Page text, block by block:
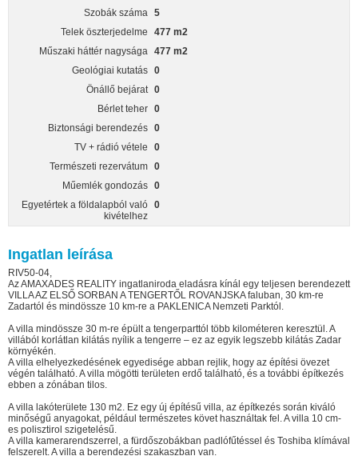
Szobák száma 5
Telek öszterjedelme
477 m2
Műszaki háttér nagysága 477 m2
Geológiai kutatás 0
Önállő bejárat 0
Bérlet teher 0
Biztonsági berendezés 0
TV + rádió vétele
0
Természeti rezervátum 0
Műemlék gondozás 0
Egyetértek a földalapból való
kivételhez
0
Ingatlan leírása
RIV50-04,
Az AMAXADES REALITY ingatlaniroda eladásra kínál egy teljesen berendezett
VILLA AZ ELSŐ SORBAN A TENGERTŐL ROVANJSKA faluban, 30 km-re
Zadartól és mindössze 10 km-re a PAKLENICA Nemzeti Parktól.
A villa mindössze 30 m-re épült a tengerparttól több kilométeren keresztül. A
villából korlátlan kilátás nyílik a tengerre – ez az egyik legszebb kilátás Zadar
környékén.
A villa elhelyezkedésének egyedisége abban rejlik, hogy az építési övezet
végén található. A villa mögötti területen erdő található, és a további építkezés
ebben a zónában tilos.
A villa lakóterülete 130 m2. Ez egy új építésű villa, az építkezés során kiváló
minőségű anyagokat, például természetes követ használtak fel. A villa 10 cm-
es polisztirol szigetelésű.
A villa kamerarendszerrel, a fürdőszobákban padlófűtéssel és Toshiba klímával
felszerelt. A villa a berendezési szakaszban van.